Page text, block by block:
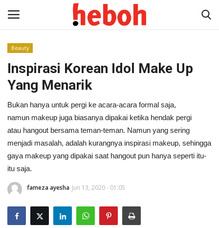
Home
Entertainment
Lifestyle
Video
News
Beauty
Inspirasi Korean Idol Make Up
Yang Menarik
Bukan hanya untuk pergi ke acara-acara formal saja,
namun makeup juga biasanya dipakai ketika hendak pergi
atau hangout bersama teman-teman. Namun yang sering
menjadi masalah, adalah kurangnya inspirasi makeup, sehingga
gaya makeup yang dipakai saat hangout pun hanya seperti itu-
itu saja.
fameza ayesha Jun 13, 2020 - 01:05